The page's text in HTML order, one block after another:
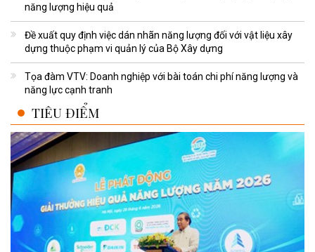
năng lượng hiệu quả
Đề xuất quy định việc dán nhãn năng lượng đối với vật liệu xây
dựng thuộc phạm vi quản lý của Bộ Xây dựng
Tọa đàm VTV: Doanh nghiệp với bài toán chi phí năng lượng và
năng lực cạnh tranh
TIÊU ĐIỂM